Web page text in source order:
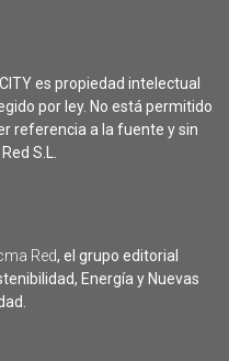
es propiedad intelectual
por ley. No está permitido
referencia a la fuente y sin
S.L.
Red, el grupo editorial
Energía y Nuevas